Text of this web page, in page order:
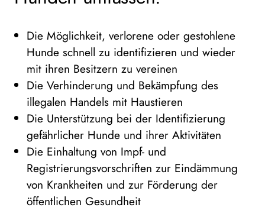
Die Möglichkeit, verlorene oder gestohlene
Hunde schnell zu identifizieren und wieder
mit ihren Besitzern zu vereinen
Die Verhinderung und Bekämpfung des
illegalen Handels mit Haustieren
Die Unterstützung bei der Identifizierung
gefährlicher Hunde und ihrer Aktivitäten
Die Einhaltung von Impf- und
Registrierungsvorschriften zur Eindämmung
von Krankheiten und zur Förderung der
öffentlichen Gesundheit